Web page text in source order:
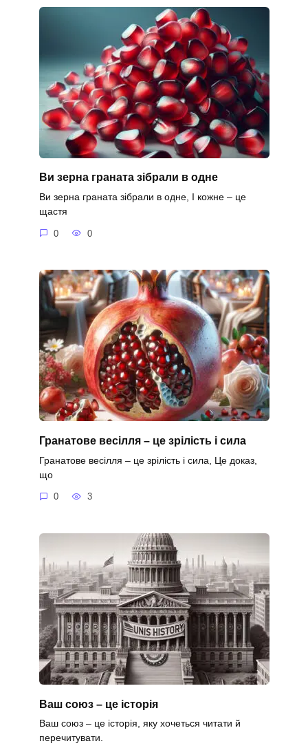
Ви зерна граната зібрали в одне
Ви зерна граната зібрали в одне, І кожне – це
щастя
0 0
Гранатове весілля – це зрілість і сила
Гранатове весілля – це зрілість і сила, Це доказ,
що
0 3
Ваш союз – це історія
Ваш союз – це історія, яку хочеться читати й
перечитувати.